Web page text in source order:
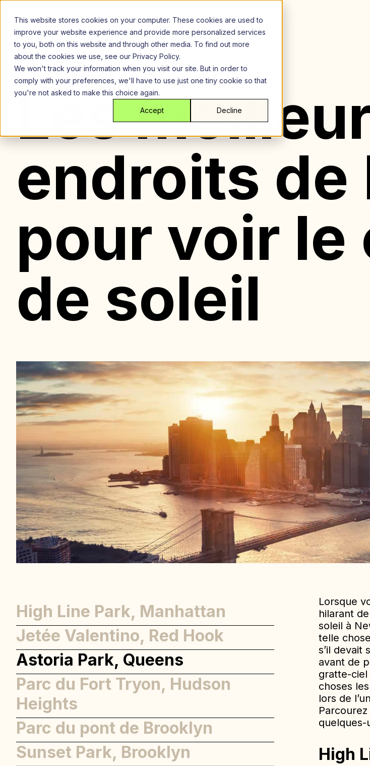
This website stores cookies on your computer. These cookies are used to
improve your website experience and provide more personalized services
to you, both on this website and through other media. To find out more
about the cookies we use, see our Privacy Policy.
We won't track your information when you visit our site. But in order to
comply with your preferences, we'll have to use just one tiny cookie so that
you're not asked to make this choice again.
Accept Decline
Aller
contenu
Les
endroits de
pour voir le
de soleil
High Line Park, Manhattan
Jetée Valentino, Red Hook
Astoria Park, Queens
Parc du Fort Tryon, Hudson
Heights
Parc du pont de Brooklyn
Sunset Park, Brooklyn
Lorsque
hilarant
soleil à
telle
s’il devait
avant de
gratte-ciel
choses
lors de
quelques-
High